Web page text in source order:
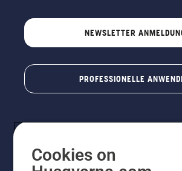
NEWSLETTER
PROFESSIONELLE
Cookies on